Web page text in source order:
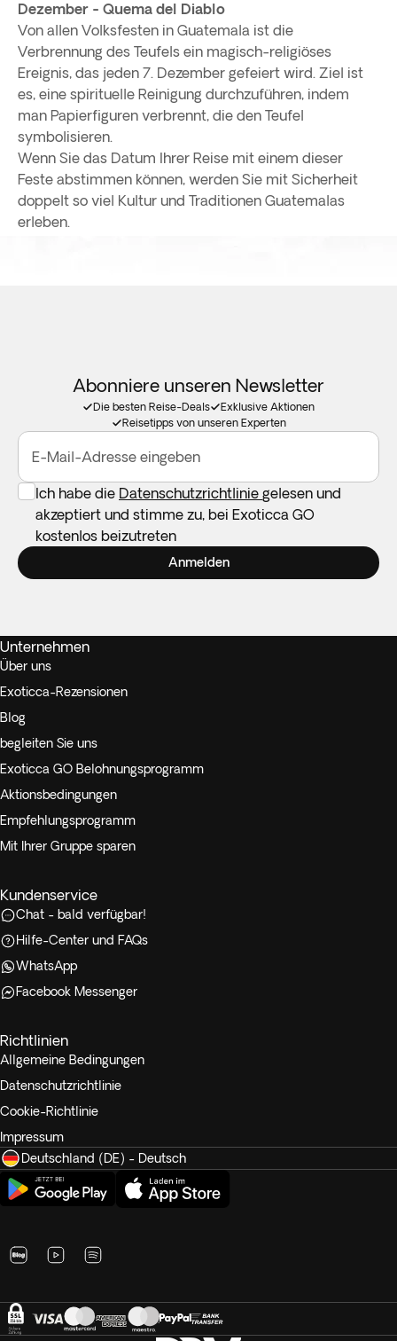
Dezember - Quema del Diablo
Von allen Volksfesten in Guatemala ist die
Verbrennung des Teufels ein magisch-religiöses
Ereignis, das jeden 7. Dezember gefeiert wird. Ziel ist
es, eine spirituelle Reinigung durchzuführen, indem
man Papierfiguren verbrennt, die den Teufel
symbolisieren.
Wenn Sie das Datum Ihrer Reise mit einem dieser
Feste abstimmen können, werden Sie mit Sicherheit
doppelt so viel Kultur und Traditionen Guatemalas
erleben.
Abonniere unseren Newsletter
Die besten Reise-Deals
Exklusive Aktionen
Reisetipps von unseren Experten
E-Mail-Adresse eingeben
Ich habe die Datenschutzrichtlinie gelesen und
akzeptiert und stimme zu, bei Exoticca GO
kostenlos beizutreten
Anmelden
Unternehmen
Über uns
Exoticca-Rezensionen
Blog
begleiten Sie uns
Exoticca GO Belohnungsprogramm
Aktionsbedingungen
Empfehlungsprogramm
Mit Ihrer Gruppe sparen
Kundenservice
Chat - bald verfügbar!
Hilfe-Center und FAQs
WhatsApp
Facebook Messenger
Richtlinien
Allgemeine Bedingungen
Datenschutzrichtlinie
Cookie-Richtlinie
Impressum
Deutschland (DE) - Deutsch